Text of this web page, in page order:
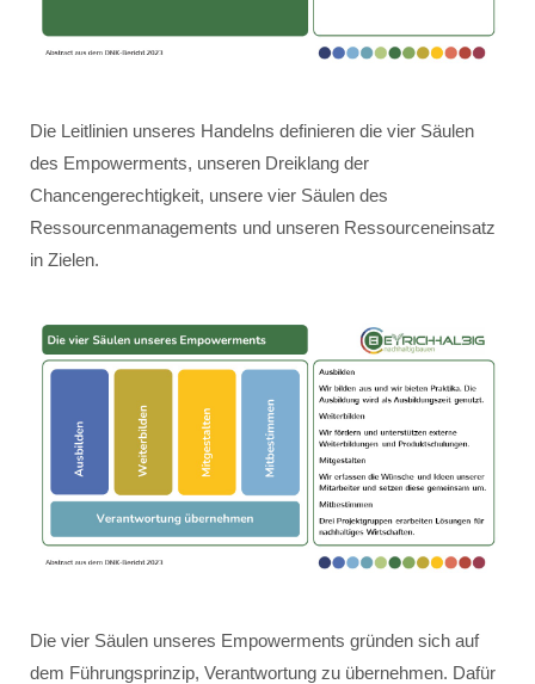
Die Leitlinien unseres Handelns definieren die vier Säulen
des Empowerments, unseren Dreiklang der
Chancengerechtigkeit, unsere vier Säulen des
Ressourcenmanagements und unseren Ressourceneinsatz
in Zielen.
Die vier Säulen unseres Empowerments gründen sich auf
dem Führungsprinzip, Verantwortung zu übernehmen. Dafür